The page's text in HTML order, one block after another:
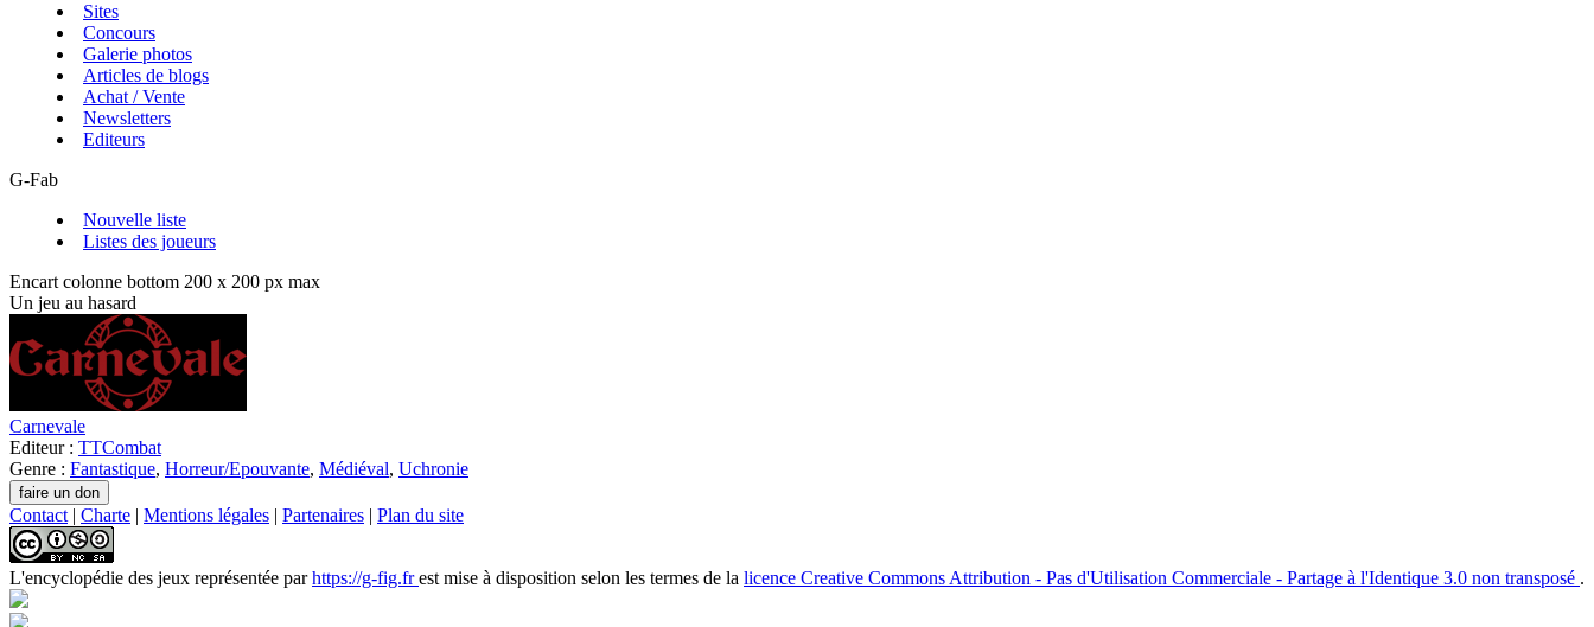
Sites
Concours
Galerie photos
Articles de blogs
Achat / Vente
Newsletters
Editeurs
G-Fab
Nouvelle liste
Listes des joueurs
Encart colonne bottom 200 x 200 px max
Un jeu au hasard
Carnevale
Editeur : TTCombat
Genre : Fantastique, Horreur/Epouvante, Médiéval, Uchronie
Contact | Charte | Mentions légales | Partenaires | Plan du site
L'encyclopédie des jeux représentée parhttps://g-fig.frest mise à disposition selon les termes de la licence Creative Commons Attribution - Pas d'Utilisation Commerciale - Partage à l'Identique 3.0 non transposé .